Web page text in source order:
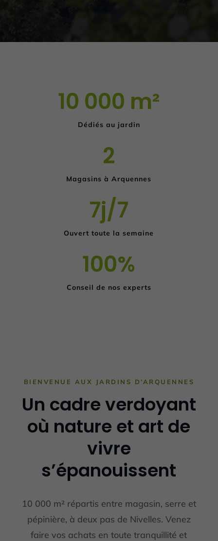
10 000 m²
Dédiés au jardin
2
Magasins à Arquennes
7j/7
Ouvert toute la semaine
100%
Conseil de nos experts
BIENVENUE AUX JARDINS D’ARQUENNES
Un cadre verdoyant
où nature et art de
vivre
s’épanouissent
10 000 m² répartis entre magasin, serre et
pépinière, à deux pas de Nivelles. Venez
faire vos achats en toute tranquillité et